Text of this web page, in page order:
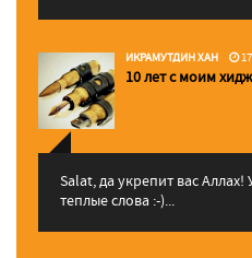
ИКРАМУТДИН ХАН
10 лет с моим
Salat, да укрепит вас Аллаx!
теплые слова :-)...